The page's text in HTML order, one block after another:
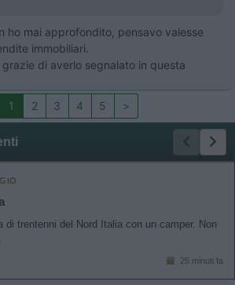
ho mai approfondito, pensavo valesse
immobiliari.
di averlo segnalato in questa
1 2 3 4 5 >
di trentenni del Nord Italia con un camper. Non
25 minuti fa